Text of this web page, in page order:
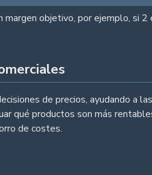
margen objetivo, por ejemplo,
de precios, ayudando a
qué productos son más
de costes.